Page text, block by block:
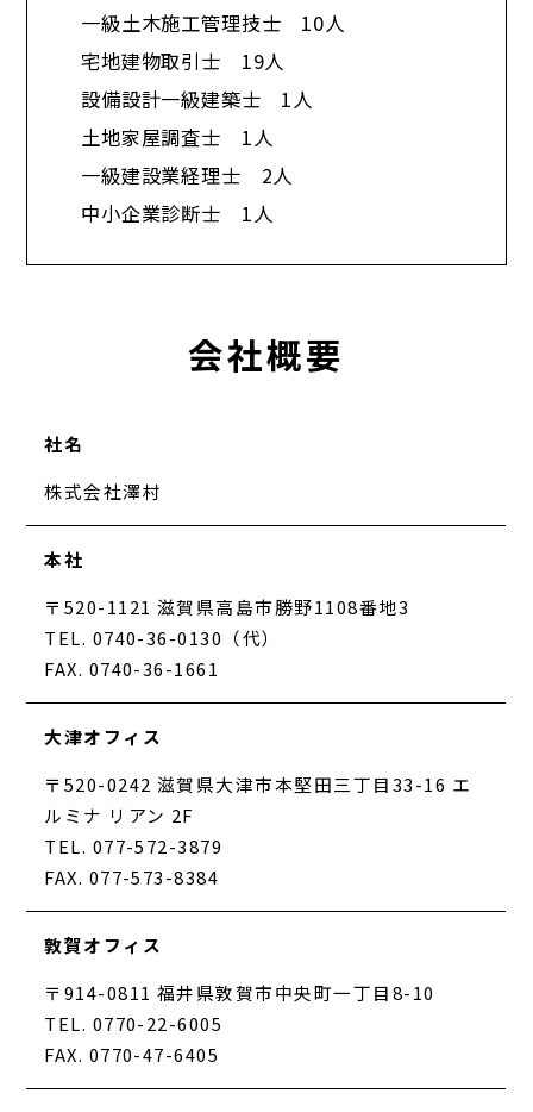
一級土木施工管理技士 10人
宅地建物取引士 19人
設備設計一級建築士 1人
土地家屋調査士 1人
一級建設業経理士 2人
中小企業診断士 1人​
会社概要
社名
株式会社澤村
本社
〒520-1121 滋賀県高島市勝野1108番地3
TEL. 0740-36-0130（代）
FAX. 0740-36-1661
大津オフィス
〒520-0242 滋賀県大津市本堅田三丁目33-16 エ
ルミナ リアン 2F
TEL. 077-572-3879
FAX. 077-573-8384
敦賀オフィス
〒914-0811 福井県敦賀市中央町一丁目8-10
TEL. 0770-22-6005
FAX. 0770-47-6405